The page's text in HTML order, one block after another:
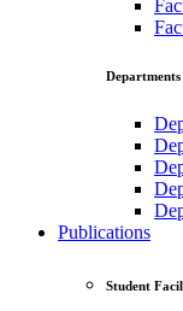
Departments
Publications
Student